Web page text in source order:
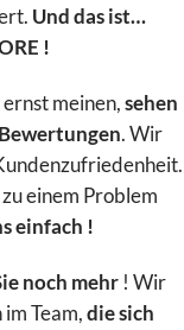
Und das ist…
!
meinen,sehen
. Wir
einem Problem
einfach !
noch mehr! Wir
Team,die sich